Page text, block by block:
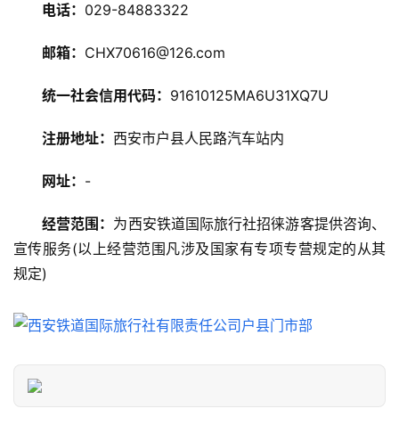
门
景
游
信
息
电话： 029-84883322
邮箱： CHX70616@126.com
统一社会信用代码： 91610125MA6U31XQ7U
注册地址： 西安市户县人民路汽车站内
网址： -
经营范围： 为西安铁道国际旅行社招徕游客提供咨询、
宣传服务(以上经营范围凡涉及国家有专项专营规定的从其
规定)